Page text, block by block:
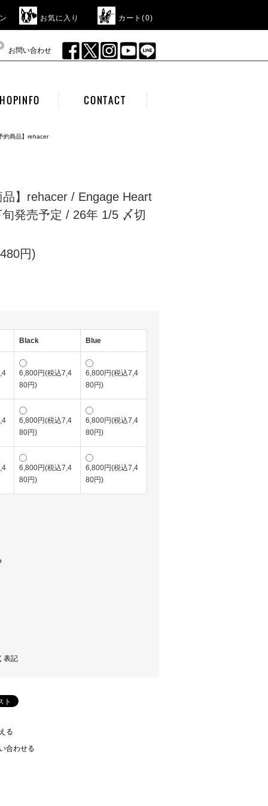
お気に入り カート(0)
お問い合わせ
CONTACT
約商品】rehacer
】rehacer / Engage Heart
発売予定 / 26年 1/5 〆切
円)
Black Blue
6,800円(税込7,4
80円)
6,800円(税込7,4
80円)
6,800円(税込7,4
80円)
6,800円(税込7,4
80円)
6,800円(税込7,4
80円)
6,800円(税込7,4
80円)
表記
る
合わせる